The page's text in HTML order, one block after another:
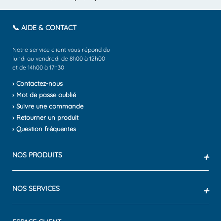
📞 AIDE & CONTACT
Notre service client vous répond du
lundi au vendredi de 8h00 à 12h00
et de 14h00 à 17h30
› Contactez-nous
› Mot de passe oublié
› Suivre une commande
› Retourner un produit
› Question fréquentes
NOS PRODUITS +
NOS SERVICES +